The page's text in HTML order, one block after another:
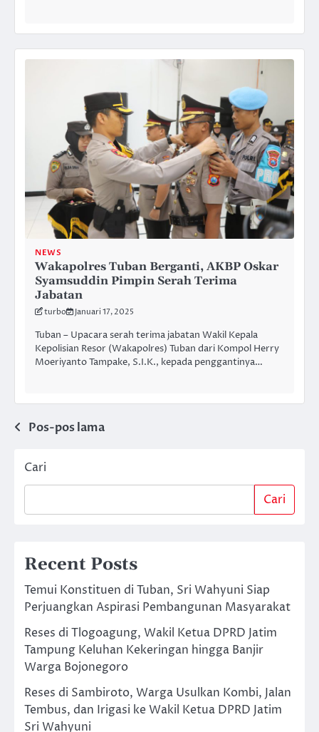
NEWS
Wakapolres Tuban Berganti, AKBP Oskar
Syamsuddin Pimpin Serah Terima
Jabatan
turbo Januari 17, 2025
Tuban – Upacara serah terima jabatan Wakil Kepala
Kepolisian Resor (Wakapolres) Tuban dari Kompol Herry
Moeriyanto Tampake, S.I.K., kepada penggantinya…
Navigasi
Pos-pos lama
Cari
Cari
Recent Posts
Temui Konstituen di Tuban, Sri Wahyuni Siap
Perjuangkan Aspirasi Pembangunan Masyarakat
Reses di Tlogoagung, Wakil Ketua DPRD Jatim
Tampung Keluhan Kekeringan hingga Banjir
Warga Bojonegoro
Reses di Sambiroto, Warga Usulkan Kombi, Jalan
Tembus, dan Irigasi ke Wakil Ketua DPRD Jatim
Sri Wahyuni